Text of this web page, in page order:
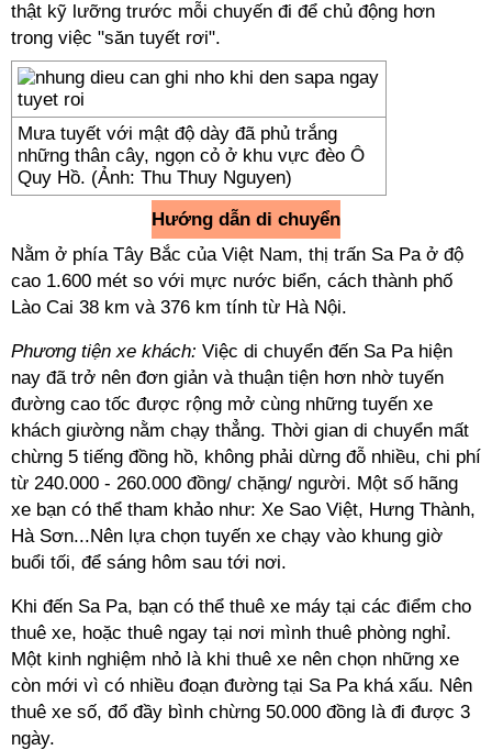
thật kỹ lưỡng trước mỗi chuyến đi để chủ động hơn
trong việc "săn tuyết rơi".
Mưa tuyết với mật độ dày đã phủ trắng
những thân cây, ngọn cỏ ở khu vực đèo Ô
Quy Hồ. (Ảnh: Thu Thuy Nguyen)
Hướng dẫn di chuyển
Nằm ở phía Tây Bắc của Việt Nam, thị trấn Sa Pa ở độ
cao 1.600 mét so với mực nước biển, cách thành phố
Lào Cai 38 km và 376 km tính từ Hà Nội.
Phương tiện xe khách: Việc di chuyển đến Sa Pa hiện
nay đã trở nên đơn giản và thuận tiện hơn nhờ tuyến
đường cao tốc được rộng mở cùng những tuyến xe
khách giường nằm chạy thẳng. Thời gian di chuyển mất
chừng 5 tiếng đồng hồ, không phải dừng đỗ nhiều, chi phí
từ 240.000 - 260.000 đồng/ chặng/ người. Một số hãng
xe bạn có thể tham khảo như: Xe Sao Việt, Hưng Thành,
Hà Sơn...Nên lựa chọn tuyến xe chạy vào khung giờ
buổi tối, để sáng hôm sau tới nơi.
Khi đến Sa Pa, bạn có thể thuê xe máy tại các điểm cho
thuê xe, hoặc thuê ngay tại nơi mình thuê phòng nghỉ.
Một kinh nghiệm nhỏ là khi thuê xe nên chọn những xe
còn mới vì có nhiều đoạn đường tại Sa Pa khá xấu. Nên
thuê xe số, đổ đầy bình chừng 50.000 đồng là đi được 3
ngày.